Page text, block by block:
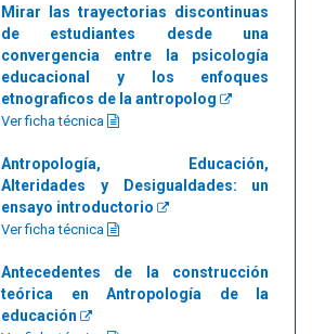
Mirar las trayectorias discontinuas
de estudiantes desde una
convergencia entre la psicología
educacional y los enfoques
etnograficos de la antropolog
Ver ficha técnica
Antropología, Educación,
Alteridades y Desigualdades: un
ensayo introductorio
Ver ficha técnica
Antecedentes de la construcción
teórica en Antropología de la
educación